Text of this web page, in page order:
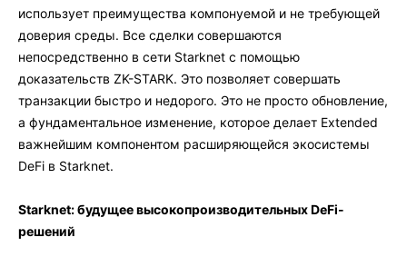
использует преимущества компонуемой и не требующей
доверия среды. Все сделки совершаются
непосредственно в сети Starknet с помощью
доказательств ZK-STARK. Это позволяет совершать
транзакции быстро и недорого. Это не просто обновление,
а фундаментальное изменение, которое делает Extended
важнейшим компонентом расширяющейся экосистемы
DeFi в Starknet.
Starknet: будущее высокопроизводительных DeFi-
решений